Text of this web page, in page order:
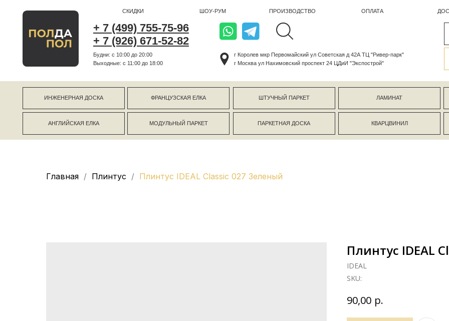
+ 7 (499) 755-75-96
+ 7 (926) 671-52-82
СКИДКИ ШОУ-РУМ ПРОИЗВОДСТВО
Будни: с 10:00 до 20:00
Выходные: c 11:00 до 18:00
г Москва ул Нахимовский проспект 24 ЦДиИ "Экспострой"
ИНЖЕНЕРНАЯ ДОСКА
АНГЛИЙСКАЯ ЕЛКА
ФРАНЦУЗСКАЯ ЕЛКА
ПАРКЕТНАЯ ДОСКА
МОДУЛЬНЫЙ ПАРКЕТ
ШТУЧНЫЙ ПАРКЕТ
КВАРЦВИНИЛ СТЕНОВЫЕ
ЛАМИНАТ
Главная Плинтус Плинтус IDEAL Classic 027 Зеленый
Плинтус IDEAL
IDEAL
SKU:
90,00 р.